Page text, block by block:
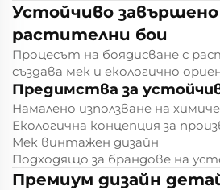
Устойчиво завършено
растителни бои
Процесът на боядисване с
създава мек и екологично
Предимства за
Намалено използване на
Екологична концепция за
Мек винтажен дизайн
Подходящо за брандове на
Премиум дизайн